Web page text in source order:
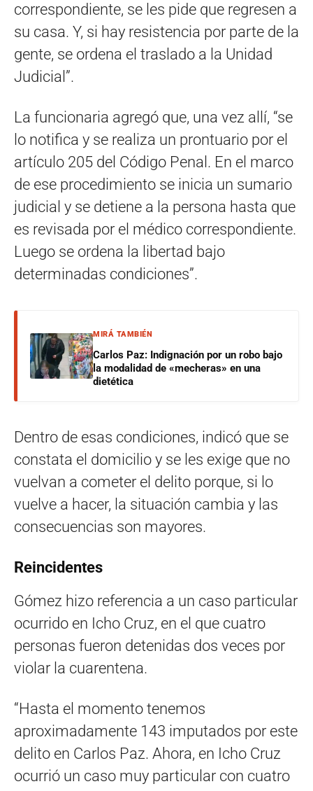
correspondiente, se les pide que regresen a
su casa. Y, si hay resistencia por parte de la
gente, se ordena el traslado a la Unidad
Judicial”.
La funcionaria agregó que, una vez allí, “se
lo notifica y se realiza un prontuario por el
artículo 205 del Código Penal. En el marco
de ese procedimiento se inicia un sumario
judicial y se detiene a la persona hasta que
es revisada por el médico correspondiente.
Luego se ordena la libertad bajo
determinadas condiciones”.
MIRÁ TAMBIÉN
Carlos Paz: Indignación por un robo bajo
la modalidad de «mecheras» en una
dietética
Dentro de esas condiciones, indicó que se
constata el domicilio y se les exige que no
vuelvan a cometer el delito porque, si lo
vuelve a hacer, la situación cambia y las
consecuencias son mayores.
Reincidentes
Gómez hizo referencia a un caso particular
ocurrido en Icho Cruz, en el que cuatro
personas fueron detenidas dos veces por
violar la cuarentena.
“Hasta el momento tenemos
aproximadamente 143 imputados por este
delito en Carlos Paz. Ahora, en Icho Cruz
ocurrió un caso muy particular con cuatro